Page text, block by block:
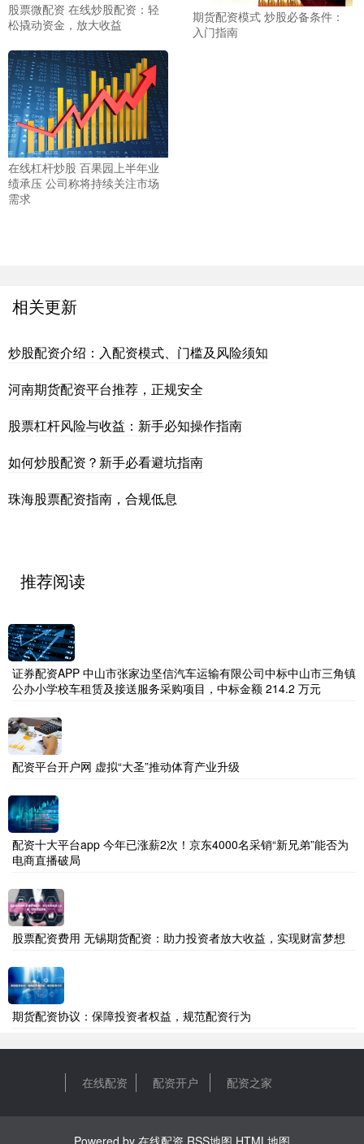
股票微配资 在线炒股配资：轻
松撬动资金，放大收益
期货配资模式 炒股必备条件：
入门指南
在线杠杆炒股 百果园上半年业
绩承压 公司称将持续关注市场
需求
相关更新
炒股配资介绍：入配资模式、门槛及风险须知
河南期货配资平台推荐，正规安全
股票杠杆风险与收益：新手必知操作指南
如何炒股配资？新手必看避坑指南
珠海股票配资指南，合规低息
推荐阅读
证券配资APP 中山市张家边坚信汽车运输有限公司中标中山市三角镇
公办小学校车租赁及接送服务采购项目，中标金额 214.2 万元
配资平台开户网 虚拟“大圣”推动体育产业升级
配资十大平台app 今年已涨薪2次！京东4000名采销“新兄弟”能否为
电商直播破局
股票配资费用 无锡期货配资：助力投资者放大收益，实现财富梦想
期货配资协议：保障投资者权益，规范配资行为
在线配资 配资开户 配资之家
Powered by 在线配资 RSS地图 HTML地图